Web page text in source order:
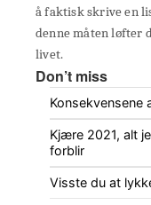
å faktisk skrive en
denne måten løfter
livet.
Don’t miss
Konsekvensene
Kjære 2021, alt
forblir
Visste du at